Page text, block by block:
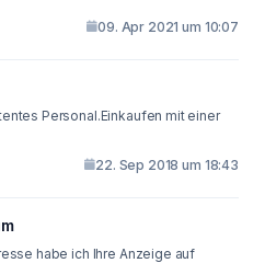
09. Apr 2021 um 10:07
Personal.Einkaufen mit einer
22. Sep 2018 um 18:43
habe ich Ihre Anzeige auf